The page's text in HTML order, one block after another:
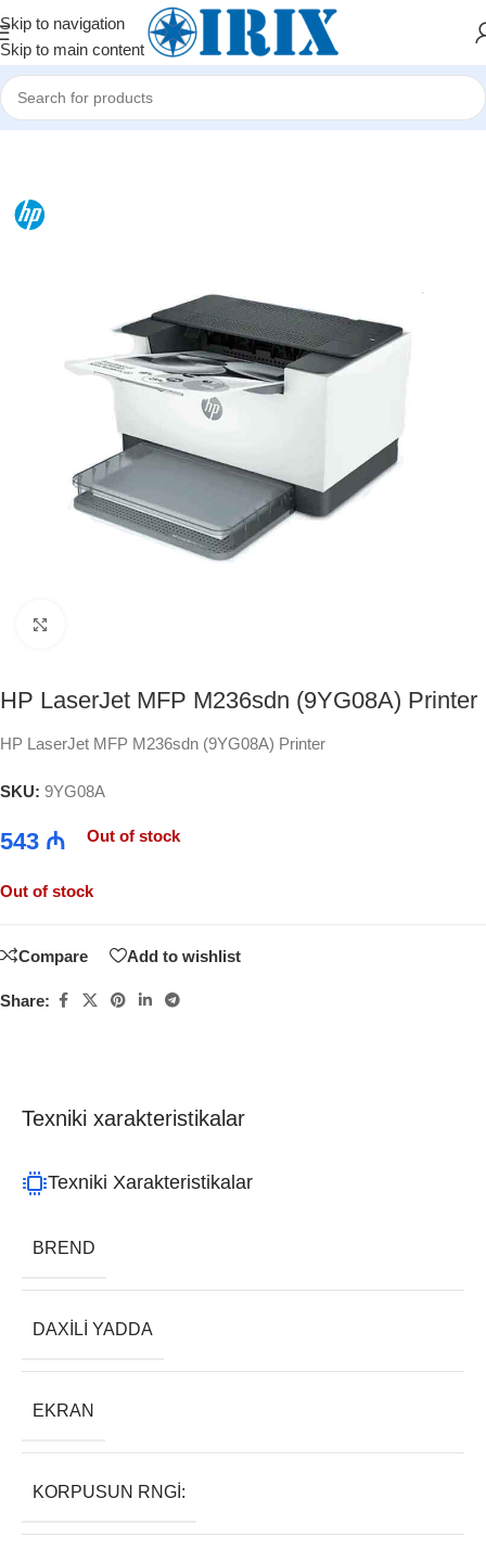
Skip to navigation
Skip to main content
Home/Shop/Ofis avadanlıqları/Printerlər
HP LaserJet MFP M236sdn (9YG08A) Printer
HP LaserJet MFP M236sdn (9YG08A) Printer
SKU: 9YG08A
543 ₼ Out of stock
Out of stock
Compare Add to wishlist
Share:
Texniki xarakteristikalar
Texniki Xarakteristikalar
BREND
DAXILI YADDA
EKRAN
KORPUSUN RNGI: